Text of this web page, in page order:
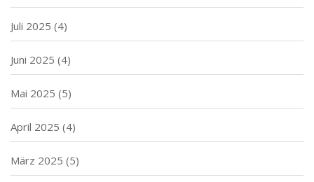
Juli 2025 (4)
Juni 2025 (4)
Mai 2025 (5)
April 2025 (4)
März 2025 (5)